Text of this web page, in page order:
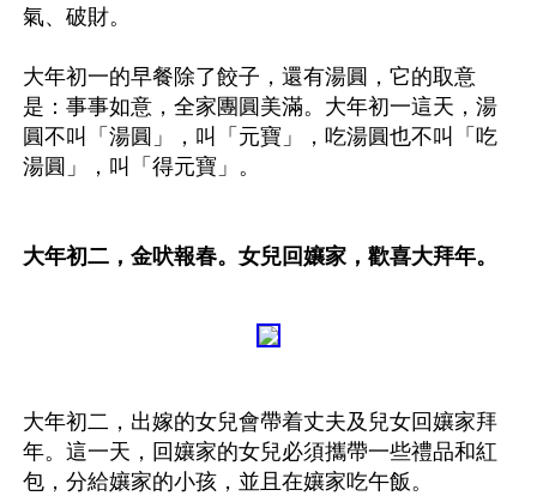
氣、破財。
大年初一的早餐除了餃子，還有湯圓，它的取意
是：事事如意，全家團圓美滿。大年初一這天，湯
圓不叫「湯圓」，叫「元寶」，吃湯圓也不叫「吃
湯圓」，叫「得元寶」。
大年初二，金吠報春。女兒回孃家，歡喜大拜年。
大年初二，出嫁的女兒會帶着丈夫及兒女回孃家拜
年。這一天，回孃家的女兒必須攜帶一些禮品和紅
包，分給孃家的小孩，並且在孃家吃午飯。